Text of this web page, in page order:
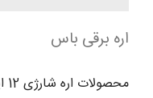
اره برقی باس